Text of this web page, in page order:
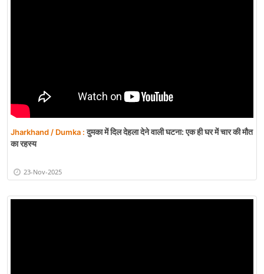
Jharkhand / Dumka :दुमका में दिल देहला देने वाली घटना: एक ही घर में चार की मौत
का रहस्य
23-Nov-2025